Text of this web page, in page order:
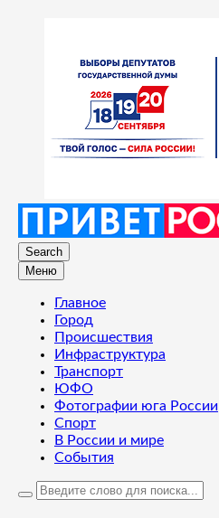
Search
Меню
Главное
Город
Происшествия
Инфраструктура
Транспорт
ЮФО
Фотографии юга России
Спорт
В России и мире
События